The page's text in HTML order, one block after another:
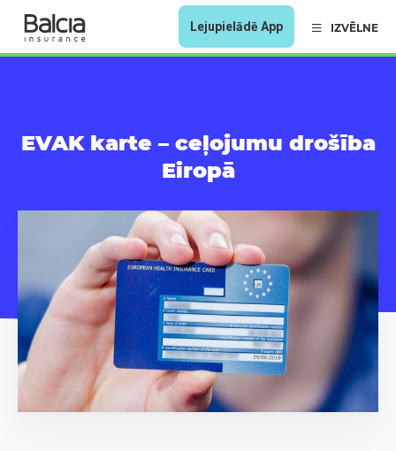
Lejupielādē App IZVĒLNE
EVAK karte – ceļojumu drošība
Eiropā